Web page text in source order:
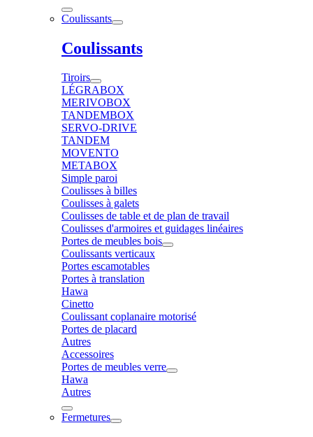
Coulissants
Coulissants
Tiroirs
LÉGRABOX
MERIVOBOX
TANDEMBOX
SERVO-DRIVE
TANDEM
MOVENTO
METABOX
Simple paroi
Coulisses à billes
Coulisses à galets
Coulisses de table et de plan de travail
Coulisses d'armoires et guidages linéaires
Portes de meubles bois
Coulissants verticaux
Portes escamotables
Portes à translation
Hawa
Cinetto
Coulissant coplanaire motorisé
Portes de placard
Autres
Accessoires
Portes de meubles verre
Hawa
Autres
Fermetures